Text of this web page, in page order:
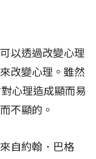
以透過改變心理
改變心理。雖然
心理造成顯而易
不顯的。
自約翰．巴格